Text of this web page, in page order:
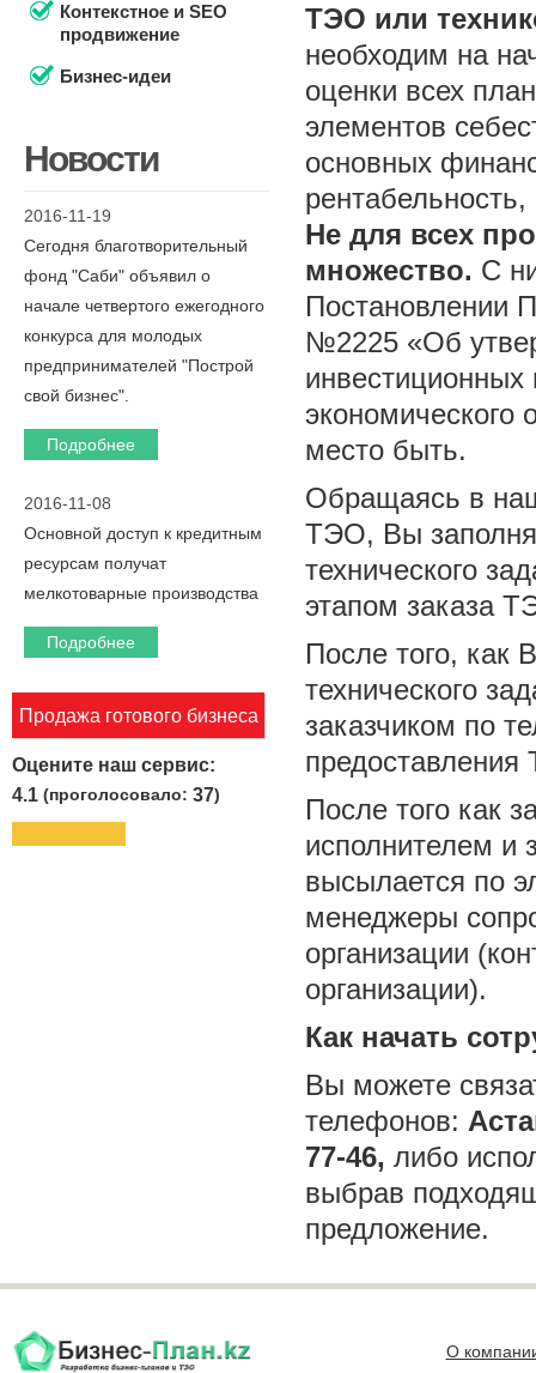
Контекстное и SEO
продвижение
Бизнес-идеи
Новости
2016-11-19
Сегодня благотворительный
фонд "Саби" объявил о
начале четвертого ежегодного
конкурса для молодых
предпринимателей "Построй
свой бизнес".
Подробнее
2016-11-08
Основной доступ к кредитным
ресурсам получат
мелкотоварные производства
Подробнее
Продажа готового бизнеса
Оцените наш сервис:
4.1 (проголосовало:37)
ТЭО или
необходим на
оценки всех
элементов
основных
Не для всех
множество. С
Постановлении
№2225 «Об
инвестиционных
экономического
место быть.
Обращаясь в
ТЭО, Вы
технического
этапом заказа
После того, как
технического
заказчиком по
После того как
исполнителем и
высылается по
менеджеры
организации
организации).
Как начать
Вы можете
телефонов:
77-46, либо
выбрав
предложение.
О